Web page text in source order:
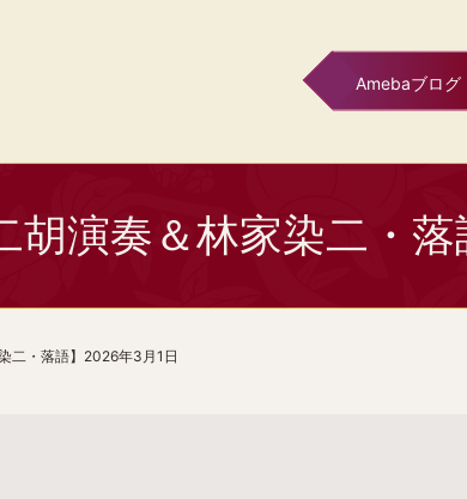
Amebaブログ
胡演奏＆林家染二・落
二・落語】2026年3月1日